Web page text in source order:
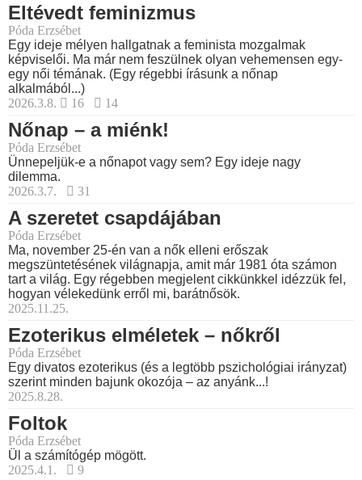
Eltévedt feminizmus
Póda Erzsébet
Egy ideje mélyen hallgatnak a feminista mozgalmak
képviselői. Ma már nem feszülnek olyan vehemensen egy-
egy női témának. (Egy régebbi írásunk a nőnap
alkalmából...)
2026.3.8.
16 14
Nőnap – a miénk!
Póda Erzsébet
Ünnepeljük-e a nőnapot vagy sem? Egy ideje nagy
dilemma.
2026.3.7.
31
A szeretet csapdájában
Póda Erzsébet
Ma, november 25-én van a nők elleni erőszak
megszüntetésének világnapja, amit már 1981 óta számon
tart a világ. Egy régebben megjelent cikkünkkel idézzük fel,
hogyan vélekedünk erről mi, barátnősök.
2025.11.25.
Ezoterikus elméletek – nőkről
Póda Erzsébet
Egy divatos ezoterikus (és a legtöbb pszichológiai irányzat)
szerint minden bajunk okozója – az anyánk...!
2025.8.28.
Foltok
Póda Erzsébet
Ül a számítógép mögött.
2025.4.1.
9